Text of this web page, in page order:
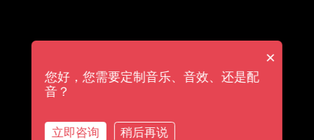
×
您好，您需要定制音乐、音效、还是配
音？
立即咨询 稍后再说